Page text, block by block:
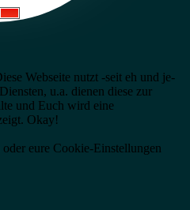
Webseite nutzt -seit eh und je-
u.a. dienen diese zur
und Euch wird eine
Okay!
eure Cookie-Einstellungen